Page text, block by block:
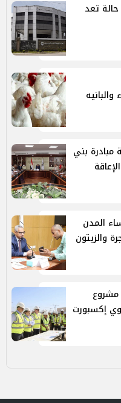
رفع 376 حالة إشغال وإزالة 21 حالة تعد
بني
المدن
والزيتون
مشروع
إكسبورت